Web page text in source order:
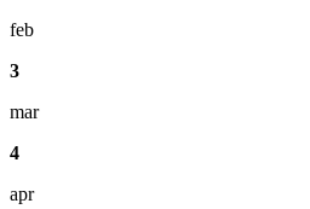
feb
3
mar
4
apr